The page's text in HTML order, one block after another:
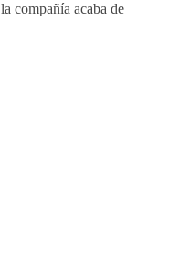
compañía acaba de